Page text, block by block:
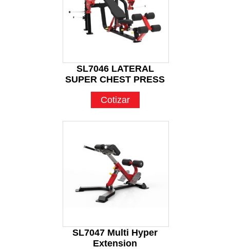
SL7046 LATERAL
SUPER CHEST PRESS
Cotizar
SL7047 Multi Hyper
Extension